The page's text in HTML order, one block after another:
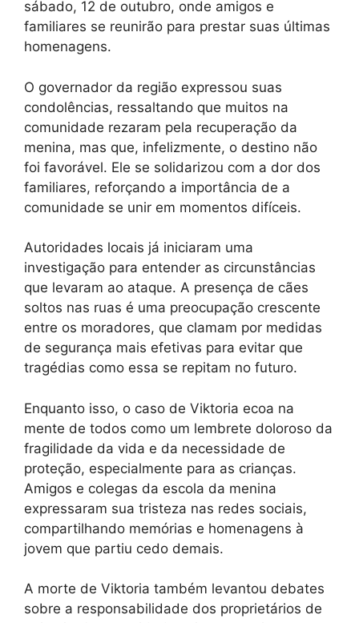
sábado, 12 de outubro, onde amigos e
familiares se reunirão para prestar suas últimas
homenagens.
O governador da região expressou suas
condolências, ressaltando que muitos na
comunidade rezaram pela recuperação da
menina, mas que, infelizmente, o destino não
foi favorável. Ele se solidarizou com a dor dos
familiares, reforçando a importância de a
comunidade se unir em momentos difíceis.
Autoridades locais já iniciaram uma
investigação para entender as circunstâncias
que levaram ao ataque. A presença de cães
soltos nas ruas é uma preocupação crescente
entre os moradores, que clamam por medidas
de segurança mais efetivas para evitar que
tragédias como essa se repitam no futuro.
Enquanto isso, o caso de Viktoria ecoa na
mente de todos como um lembrete doloroso da
fragilidade da vida e da necessidade de
proteção, especialmente para as crianças.
Amigos e colegas da escola da menina
expressaram sua tristeza nas redes sociais,
compartilhando memórias e homenagens à
jovem que partiu cedo demais.
A morte de Viktoria também levantou debates
sobre a responsabilidade dos proprietários de